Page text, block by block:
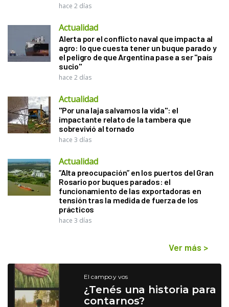
hace 2 días
Actualidad
Alerta por el conflicto naval que impacta al
agro: lo que cuesta tener un buque parado y
el peligro de que Argentina pase a ser "país
sucio"
hace 2 días
Actualidad
"Por una laja salvamos la vida": el
impactante relato de la tambera que
sobrevivió al tornado
hace 3 días
Actualidad
“Alta preocupación” en los puertos del Gran
Rosario por buques parados: el
funcionamiento de las exportadoras en
tensión tras la medida de fuerza de los
prácticos
hace 3 días
Ver más >
El campo y vos
¿Tenés una historia para
contarnos?